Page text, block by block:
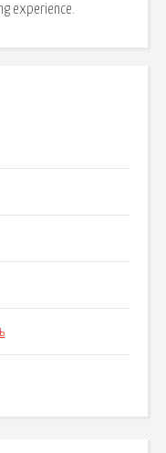
experience.